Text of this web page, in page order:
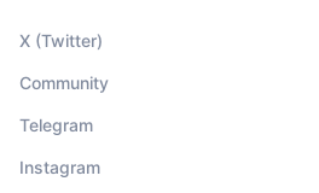
X (Twitter)
Community
Telegram
Instagram